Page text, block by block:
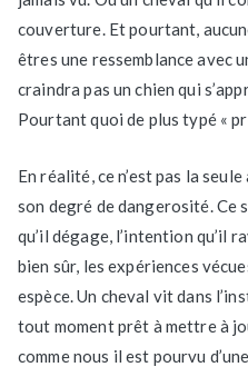
couverture. Et pourtant,
êtres une ressemblance avec
craindra pas un chien qui
Pourtant quoi de plus typé «
En réalité, ce n’est pas la
son degré de dangerosité. Ce
qu’il dégage, l’intention qu’il
bien sûr, les expériences
espèce. Un cheval vit dans
tout moment prêt à mettre à
comme nous il est pourvu